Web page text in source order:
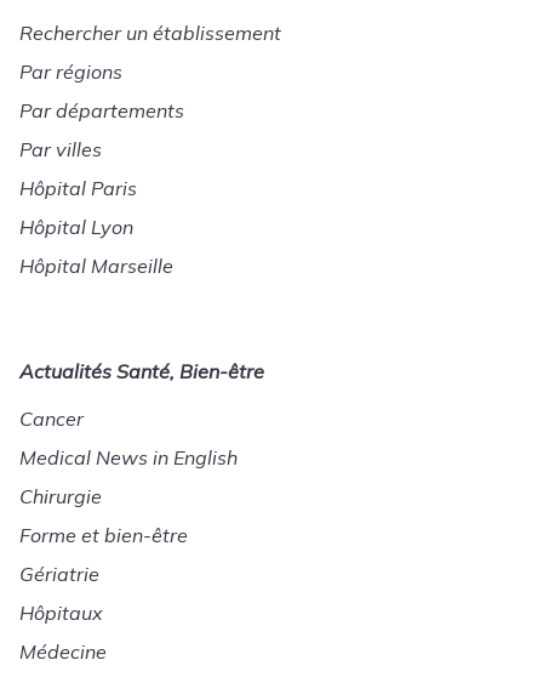
Rechercher un établissement
Par régions
Par départements
Par villes
Hôpital Paris
Hôpital Lyon
Hôpital Marseille
Actualités Santé, Bien-être
Cancer
Medical News in English
Chirurgie
Forme et bien-être
Gériatrie
Hôpitaux
Médecine